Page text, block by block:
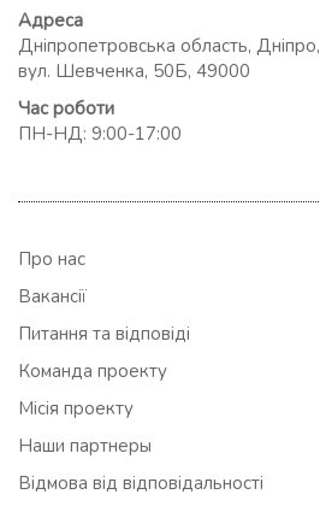
Адреса
Дніпропетровська область, Дніпро,
вул. Шевченка, 50Б, 49000
Час роботи
ПН-НД: 9:00-17:00
Про нас
Вакансії
Питання та відповіді
Команда проекту
Місія проекту
Наши партнеры
Відмова від відповідальності